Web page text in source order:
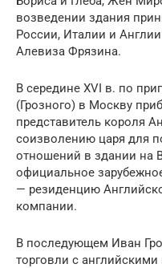
возведении здания
России, Италии и
Алевиза Фрязина.
В середине XVI в. по
(Грозного) в Москву
представитель короля
соизволению царя для
отношений в здании на
официальное
— резиденцию
компании.
В последующем Иван
торговли с